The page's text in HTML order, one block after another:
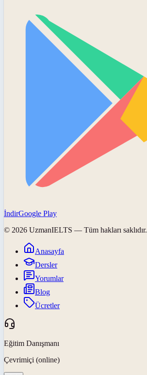
İndirGoogle Play
© 2026 UzmanIELTS — Tüm hakları saklıdır.
Anasayfa
Dersler
Yorumlar
Blog
Ücretler
Eğitim Danışmanı
Çevrimiçi (online)